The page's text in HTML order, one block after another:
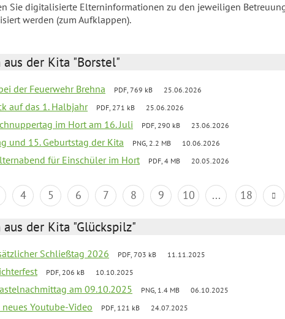
Sie digitalisierte Elterninformationen zu den jeweiligen
werden (zum Aufklappen).
der Kita "Borstel"
der Feuerwehr Brehna PDF, 769 kB 25.06.2026
auf das 1. Halbjahr PDF, 271 kB 25.06.2026
im Hort am 16. Juli PDF, 290 kB 23.06.2026
und 15. Geburtstag der Kita PNG, 2.2 MB 10.06.2026
für Einschüler im Hort PDF, 4 MB 20.05.2026
4 5 6 7 8 9 10 ... 18
der Kita "Glückspilz"
Schließtag 2026 PDF, 703 kB 11.11.2025
PDF, 206 kB 10.10.2025
am 09.10.2025 PNG, 1.4 MB 06.10.2025
Youtube-Video PDF, 121 kB 24.07.2025